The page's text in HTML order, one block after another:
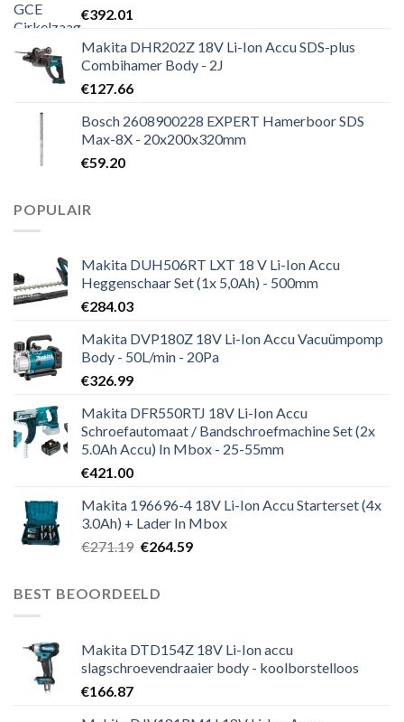
€392.01
Makita DHR202Z 18V Li-Ion Accu SDS-plus
Combihamer Body - 2J
€127.66
Bosch 2608900228 EXPERT Hamerboor SDS
Max-8X - 20x200x320mm
€59.20
POPULAIR
Makita DUH506RT LXT 18 V Li-Ion Accu
Heggenschaar Set (1x 5,0Ah) - 500mm
€284.03
Makita DVP180Z 18V Li-Ion Accu Vacuümpomp
Body - 50L/min - 20Pa
€326.99
Makita DFR550RTJ 18V Li-Ion Accu
Schroefautomaat / Bandschroefmachine Set (2x
5.0Ah Accu) In Mbox - 25-55mm
€421.00
Makita 196696-4 18V Li-Ion Accu Starterset (4x
3.0Ah) + Lader In Mbox
€271.19 Oorspronkelijke
€271.19.
€264.59Huidige
BEST BEOORDEELD
Makita DTD154Z 18V Li-Ion accu
slagschroevendraaier body - koolborstelloos
€166.87